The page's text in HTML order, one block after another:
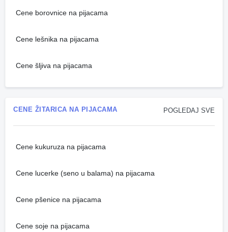
Cene borovnice na pijacama
Cene lešnika na pijacama
Cene šljiva na pijacama
POGLEDAJ SVE
CENE ŽITARICA NA PIJACAMA
Cene kukuruza na pijacama
Cene lucerke (seno u balama) na pijacama
Cene pšenice na pijacama
Cene soje na pijacama